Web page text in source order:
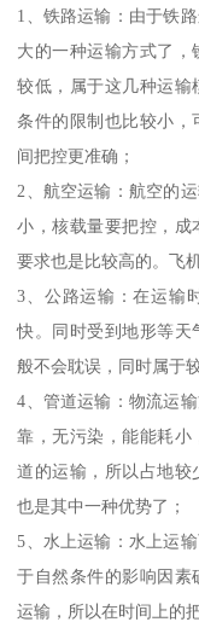
1、铁路运输：由于铁
大的一种运输方式了，
较低，属于这几种运输
条件的限制也比较小，
间把控更准确；
2、航空运输：航空的
小，核载量要把控，成
要求也是比较高的。飞
3、公路运输：在运输
快。同时受到地形等天
般不会耽误，同时属于
4、管道运输：物流运
靠，无污染，能能耗小
道的运输，所以占地较
也是其中一种优势了；
5、水上运输：水上运
于自然条件的影响因素
运输，所以在时间上的